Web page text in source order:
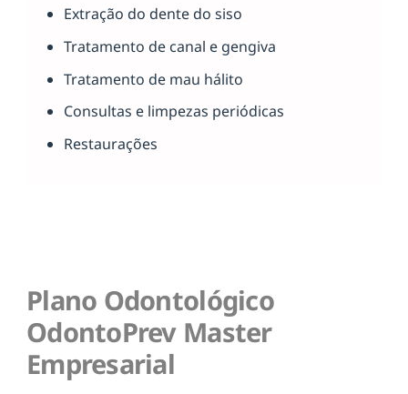
Extração do dente do siso
Tratamento de canal e gengiva
Tratamento de mau hálito
Consultas e limpezas periódicas
Restaurações
Plano Odontológico
OdontoPrev Master
Empresarial